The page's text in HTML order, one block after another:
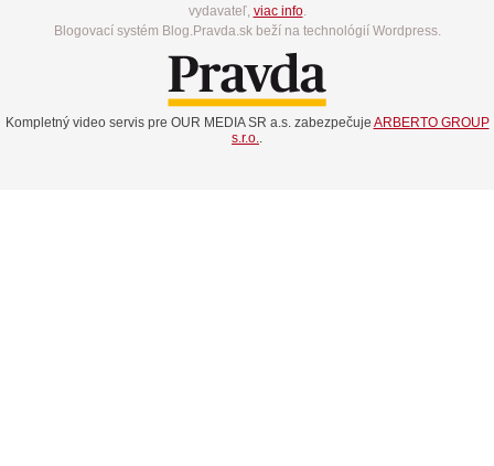
vydavateľ, viac info.
Blogovací systém Blog.Pravda.sk beží na technológií Wordpress.
Kompletný video servis pre OUR MEDIA SR a.s. zabezpečuje ARBERTO GROUP
s.r.o.